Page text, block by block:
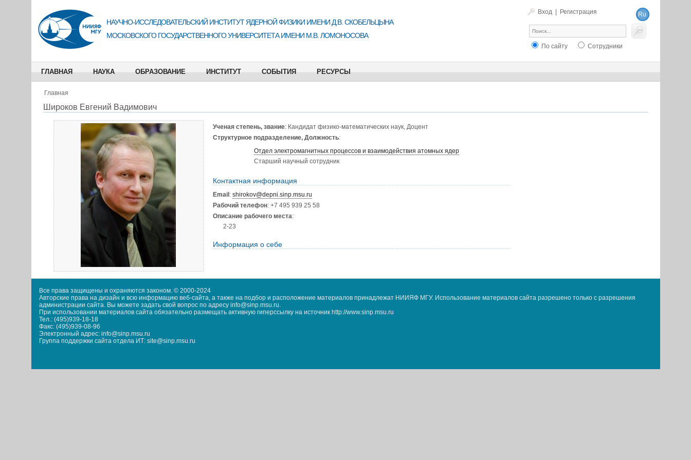
Вход Регистрация
Ru
En
НАУЧНО-ИССЛЕДОВАТЕЛЬСКИЙ ИНСТИТУТ ЯДЕРНОЙ ФИЗИКИ ИМЕНИ Д.В. СКОБЕЛЬЦЫНА
МОСКОВСКОГО ГОСУДАРСТВЕННОГО УНИВЕРСИТЕТА ИМЕНИ М.В. ЛОМОНОСОВА
По сайту Сотрудники
ГЛАВНАЯ НАУКА ОБРАЗОВАНИЕ ИНСТИТУТ СОБЫТИЯ РЕСУРСЫ
Главная
Широков Евгений Вадимович
Ученая степень, звание: Кандидат физико-математических наук, Доцент
Структурное подразделение, Должность:
Отдел электромагнитных процессов и взаимодействия атомных ядер
Старший научный сотрудник
Контактная информация
Email : shirokov@depni.sinp.msu.ru
Рабочий телефон: +7 495 939 25 58
Описание рабочего места:
2-23
Информация о себе
Все права защищены и охраняются законом. © 2000-2024
Авторские права на дизайн и всю информацию веб-сайта, а также на подбор и расположение материалов принадлежат НИИЯФ МГУ. Использование материалов сайта разрешено только с разрешения
администрации сайта. Вы можете задать свой вопрос по адресу info@sinp.msu.ru.
При использовании материалов сайта обязательно размещать активную гиперссылку на источник http://www.sinp.msu.ru
Тел.: (495)939-18-18
Факс: (495)939-08-96
Электронный адрес: info@sinp.msu.ru
Группа поддержки сайта отдела ИТ: site@sinp.msu.ru